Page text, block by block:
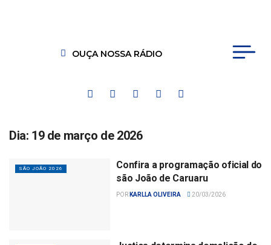
OUÇA NOSSA RÁDIO
Dia: 19 de março de 2026
SÃO JOÃO 2026
Confira a programação oficial do
são João de Caruaru
POR KARLLA OLIVEIRA 20/03/2026